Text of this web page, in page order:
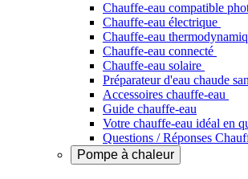
Chauffe-eau compatible
Chauffe-eau électrique
Chauffe-eau
Chauffe-eau connecté
Chauffe-eau solaire
Préparateur d'eau chaude
Accessoires chauffe-eau
Guide chauffe-eau
Votre chauffe-eau idéal en
Questions / Réponses
Pompe à chaleur